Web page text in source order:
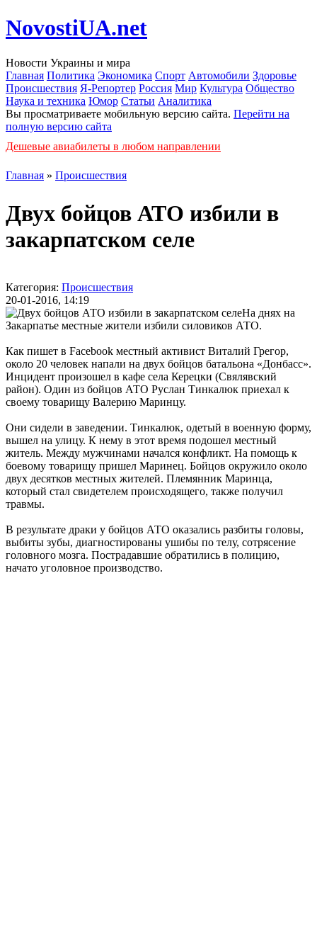
NovostiUA.net
Новости Украины и мира
Главная Политика Экономика Спорт Автомобили Здоровье
Происшествия Я-Репортер Россия Мир Культура Общество
Наука и техника Юмор Статьи Аналитика
Вы просматриваете мобильную версию сайта. Перейти на
полную версию сайта
Дешевые авиабилеты в любом направлении
Главная » Происшествия
Двух бойцов АТО избили в
закарпатском селе
Категория: Происшествия
20-01-2016, 14:19
На днях на
Закарпатье местные жители избили силовиков АТО.
Как пишет в Facebook местный активист Виталий Грегор,
около 20 человек напали на двух бойцов батальона «Донбасс».
Инцидент произошел в кафе села Керецки (Свялявский
район). Один из бойцов АТО Руслан Тинкалюк приехал к
своему товарищу Валерию Маринцу.
Они сидели в заведении. Тинкалюк, одетый в военную форму,
вышел на улицу. К нему в этот время подошел местный
житель. Между мужчинами начался конфликт. На помощь к
боевому товарищу пришел Маринец. Бойцов окружило около
двух десятков местных жителей. Племянник Маринца,
который стал свидетелем происходящего, также получил
травмы.
В результате драки у бойцов АТО оказались разбиты головы,
выбиты зубы, диагностированы ушибы по телу, сотрясение
головного мозга. Пострадавшие обратились в полицию,
начато уголовное производство.